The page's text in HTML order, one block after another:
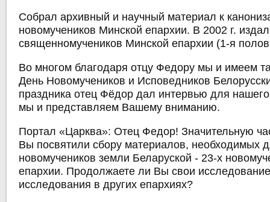
Собрал архивный и научный материал к
новомучеников Минской епархии. В 2002 г.
священномучеников Минской епархии (1-я
Во многом благодаря отцу Федору мы и имеем
День Новомучеников и Исповедников
праздника отец Фёдор дал интервью для
мы и представляем Вашему вниманию.
Портал «Царква»: Отец Федор! Значительную
Вы посвятили сбору материалов, необходимых
новомучеников земли Беларуской - 23-х
епархии. Продолжаете ли Вы свои
исследования в других епархиях?